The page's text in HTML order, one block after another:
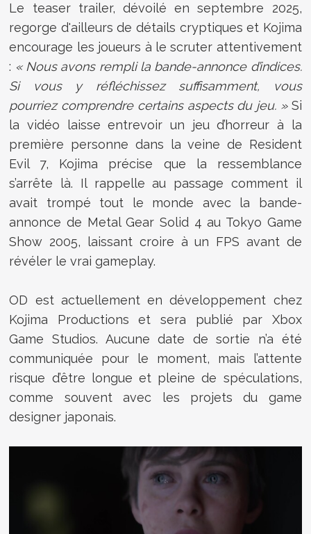
Le teaser trailer, dévoilé en septembre 2025,
regorge d'ailleurs de détails cryptiques et Kojima
encourage les joueurs à le scruter attentivement
: « Nous avons rempli la bande-annonce d’indices.
Si vous y réfléchissez suffisamment, vous
pourriez comprendre certains aspects du jeu. » Si
la vidéo laisse entrevoir un jeu d’horreur à la
première personne dans la veine de Resident
Evil 7, Kojima précise que la ressemblance
s’arrête là. Il rappelle au passage comment il
avait trompé tout le monde avec la bande-
annonce de Metal Gear Solid 4 au Tokyo Game
Show 2005, laissant croire à un FPS avant de
révéler le vrai gameplay.
OD est actuellement en développement chez
Kojima Productions et sera publié par Xbox
Game Studios. Aucune date de sortie n’a été
communiquée pour le moment, mais l’attente
risque d’être longue et pleine de spéculations,
comme souvent avec les projets du game
designer japonais.